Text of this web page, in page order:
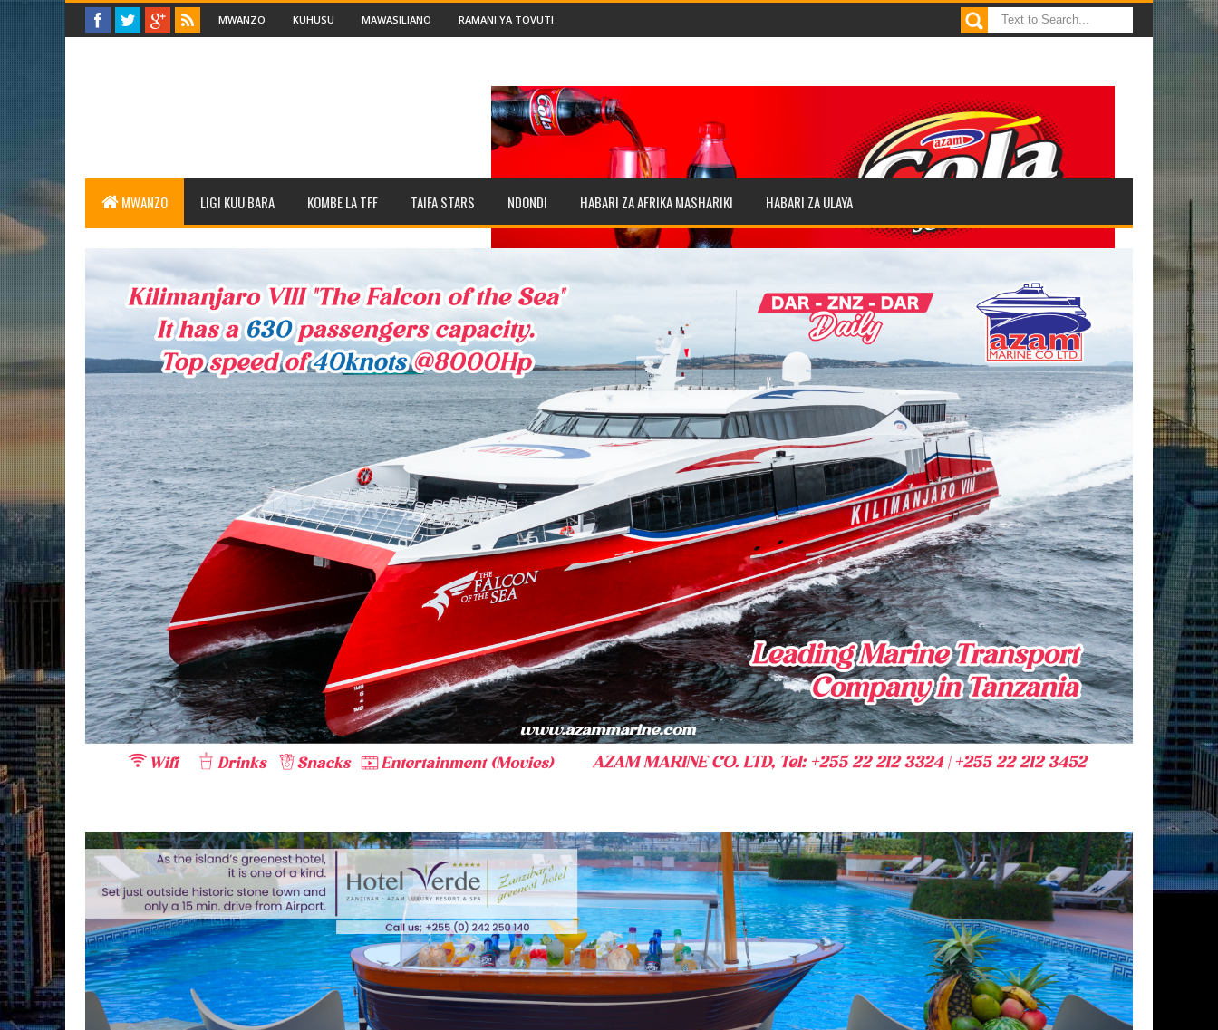
MWANZO KUHUSU MAWASILIANO RAMANI YA TOVUTI
MWANZO LIGI KUU BARA KOMBE LA TFF TAIFA STARS NDONDI HABARI ZA AFRIKA MASHARIKI HABARI ZA ULAYA